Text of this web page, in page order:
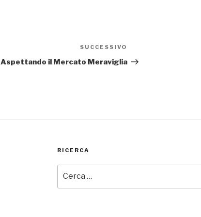
successivo
SUCCESSIVO
Aspettando il Mercato Meraviglia
RICERCA